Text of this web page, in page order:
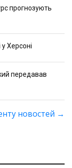
прогнозують
Херсоні
передавав
новостей →